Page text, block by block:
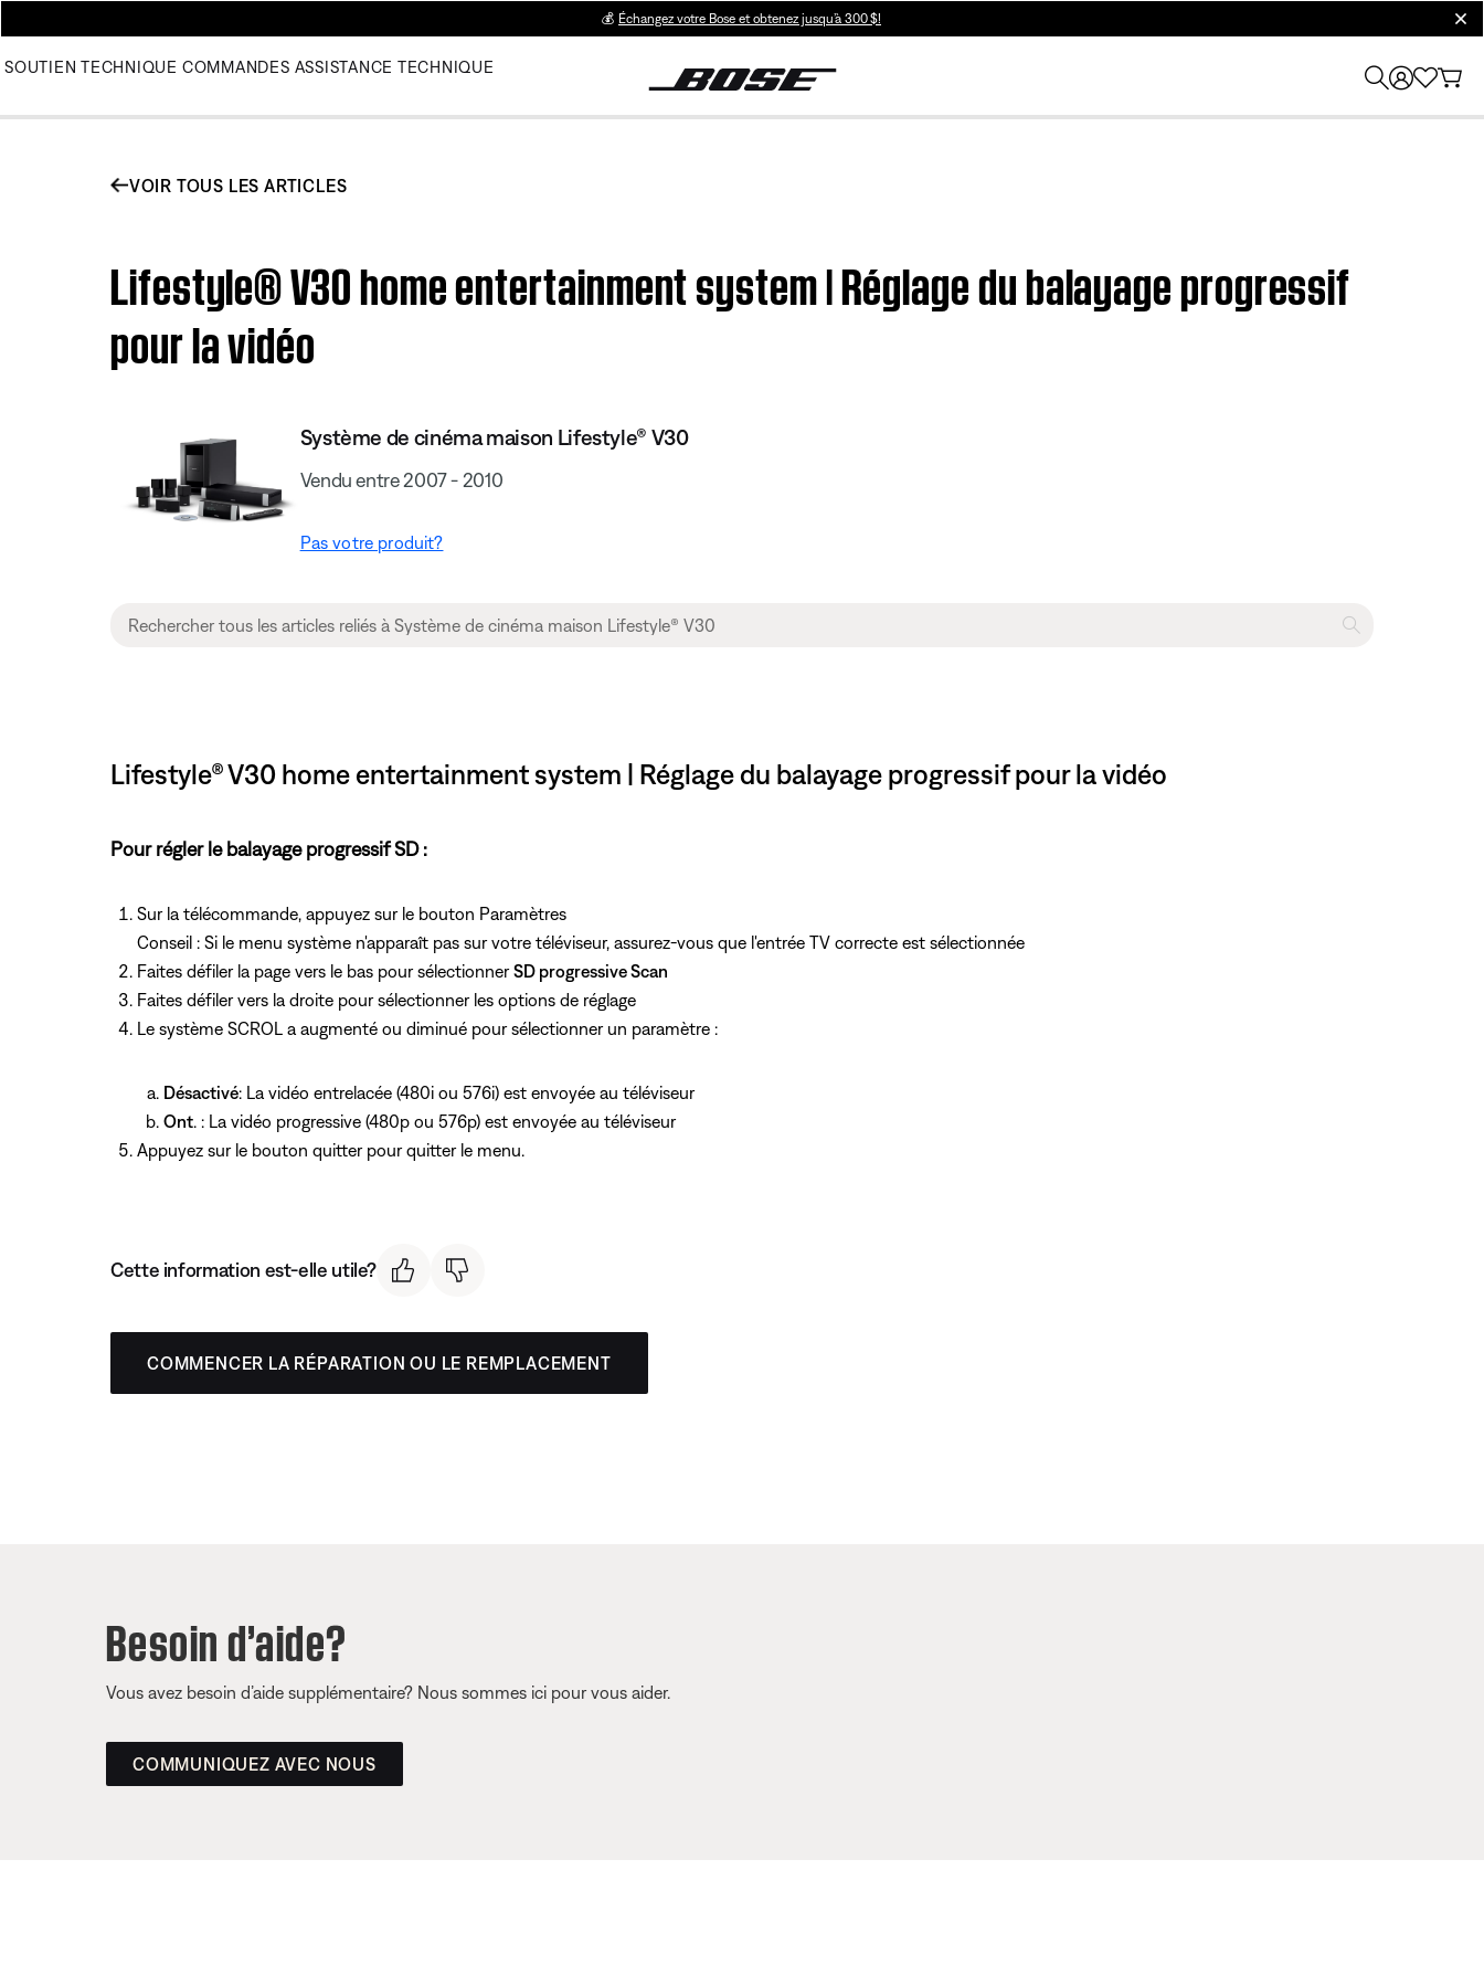
💰 Échangez votre Bose et obtenez jusqu’à 300 $!
SOUTIEN TECHNIQUE COMMANDES ASSISTANCE TECHNIQUE
VOIR TOUS LES ARTICLES
Lifestyle® V30 home entertainment system | Réglage du balayage progressif
pour la vidéo
Système de cinéma maison Lifestyle® V30
Vendu entre 2007 - 2010
Pas votre produit?
Lifestyle® V30 home entertainment system | Réglage du balayage progressif pour la vidéo
Pour régler le balayage progressif SD :
Sur la télécommande, appuyez sur le bouton Paramètres
Conseil : Si le menu système n'apparaît pas sur votre téléviseur, assurez-vous que l'entrée TV correcte est sélectionnée
Faites défiler la page vers le bas pour sélectionnerSD progressive Scan
Faites défiler vers la droite pour sélectionner les options de réglage
Le système SCROL a augmenté ou diminué pour sélectionner un paramètre :
Désactivé: La vidéo entrelacée (480i ou 576i) est envoyée au téléviseur
Ont . : La vidéo progressive (480p ou 576p) est envoyée au téléviseur
Appuyez sur le bouton quitter pour quitter le menu.
Cette information est-elle utile?
COMMENCER LA RÉPARATION OU LE REMPLACEMENT
Besoin d’aide?
Vous avez besoin d’aide supplémentaire? Nous sommes ici pour vous aider.
COMMUNIQUEZ AVEC NOUS